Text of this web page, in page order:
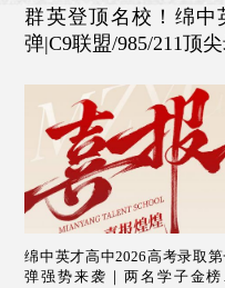
群英登顶名校！绵中
弹|C9联盟/985/211顶
绵中英才高中2026高考录取第
弹强势来袭｜两名学子金榜